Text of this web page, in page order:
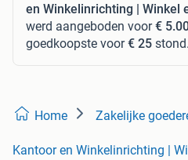
en Winkelinrichting | Winkel
werd aangeboden voor€
goedkoopste voor€ 25 stond.
Home Zakelijke
Kantoor en Winkelinrichting |